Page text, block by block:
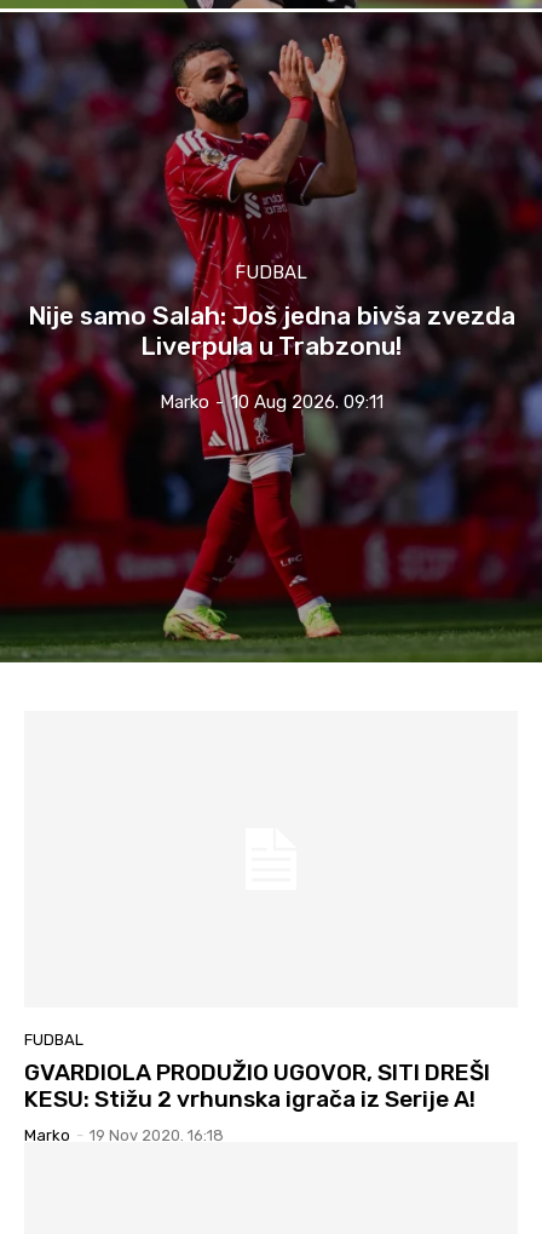
FUDBAL
Nije samo Salah: Još jedna bivša zvezda
Liverpula u Trabzonu!
Marko - 10 Aug 2026. 09:11
FUDBAL
GVARDIOLA PRODUŽIO UGOVOR, SITI DREŠI
KESU: Stižu 2 vrhunska igrača iz Serije A!
Marko - 19 Nov 2020. 16:18